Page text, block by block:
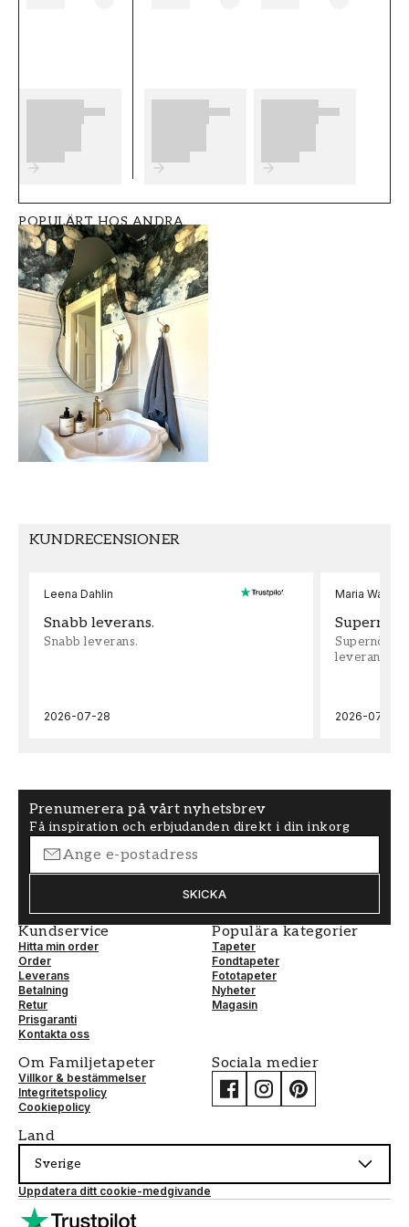
Produktdetaljer
SKU
FT0533-37394-2
HÖJD (m)
10,05
KOLLEKTION
New Walls
POPULÄRT HOS ANDRA
KUNDRECENSIONER
Leena Dahlin
Snabb leverans.
Snabb leverans.
2026-07-28
Maria
leveran,
2026-07-22
Prenumerera på vårt nyhetsbrev
Få inspiration och erbjudanden direkt i din inkorg
SKICKA
Kundservice
Hitta min order
Order
Leverans
Betalning
Retur
Prisgaranti
Kontakta oss
Populära kategorier
Tapeter
Fondtapeter
Fototapeter
Nyheter
Magasin
Om Familjetapeter
Villkor & bestämmelser
Integritetspolicy
Cookiepolicy
Sociala medier
Land
Sverige
Uppdatera ditt cookie-medgivande